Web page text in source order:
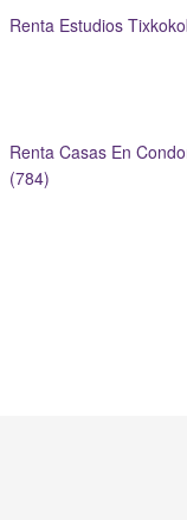
Renta Estudios
Renta Casas En
(784)